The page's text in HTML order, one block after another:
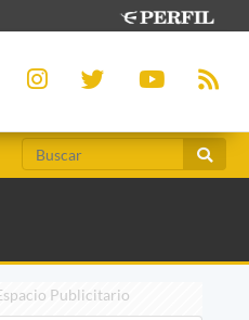
Publicitario